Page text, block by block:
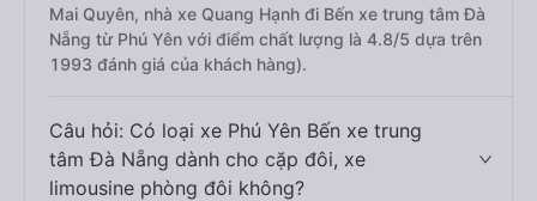
Mai Quyên, nhà xe Quang Hạnh đi Bến xe trung tâm Đà
Nẵng từ Phú Yên với điểm chất lượng là 4.8/5 dựa trên
1993 đánh giá của khách hàng).
Câu hỏi: Có loại xe Phú Yên Bến xe trung
tâm Đà Nẵng dành cho cặp đôi, xe
limousine phòng đôi không?